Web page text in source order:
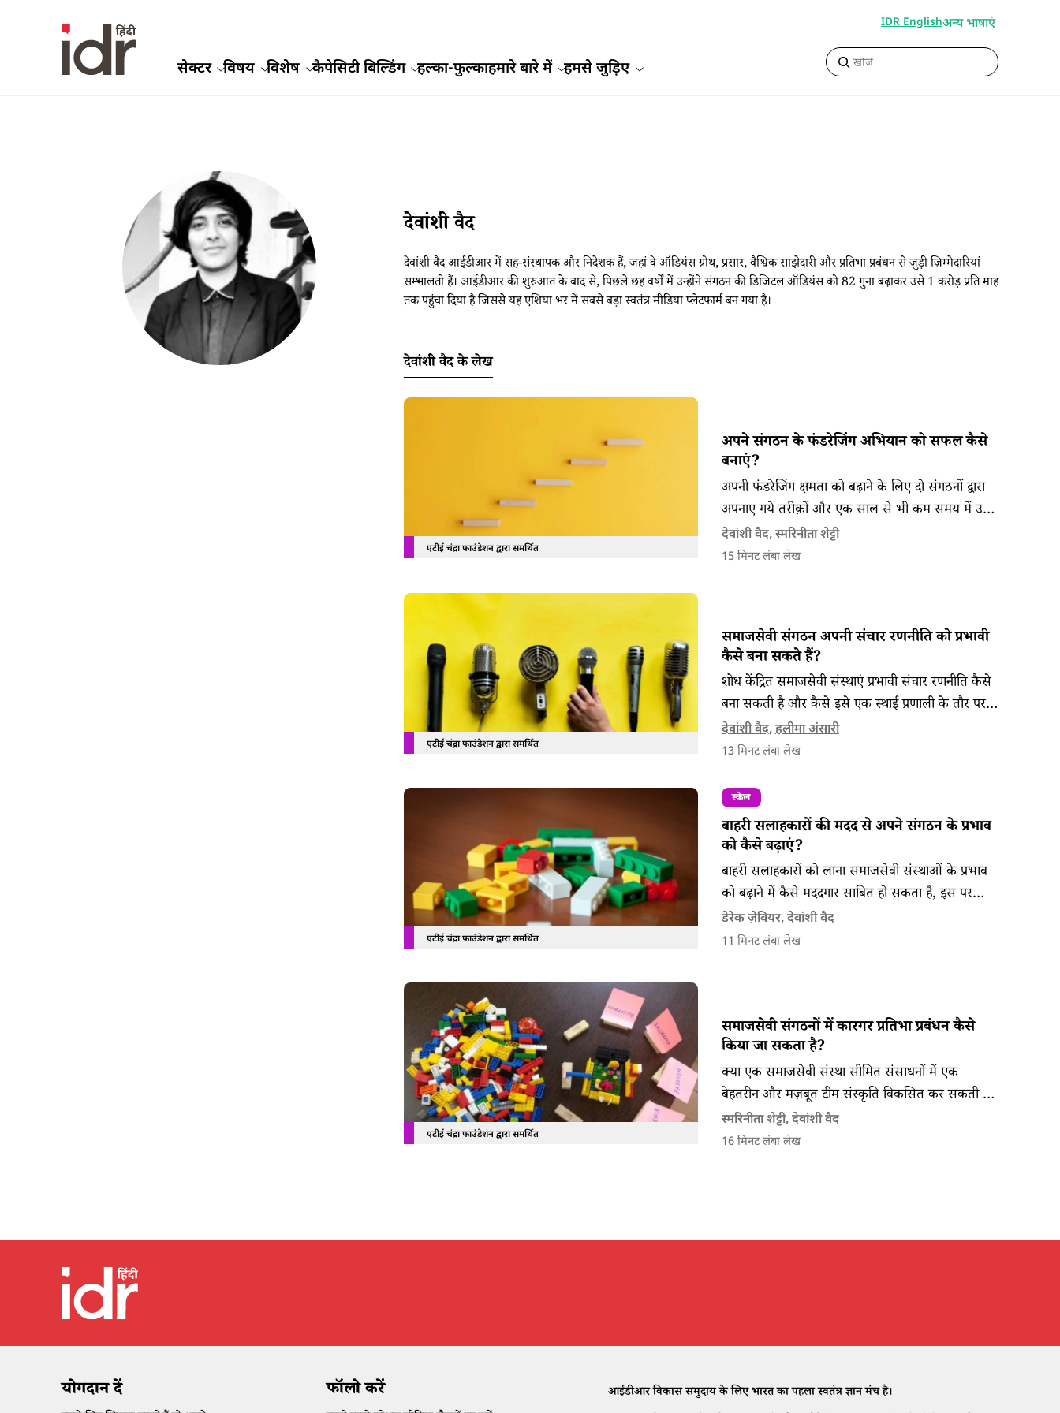
सेक्टर विषय विशेष कैपेसिटी बिल्डिंग हल्का-फुल्काहमारे बारे में हमसे जुड़िए
IDR Englishअन्य भाषाएं
देवांशी वैद
देवांशी वैद आईडीआर में सह-संस्थापक और निदेशक हैं, जहां वे ऑडियंस ग्रोथ, प्रसार, वैश्विक साझेदारी और प्रतिभा प्रबंधन से जुड़ी ज़िम्मेदारियां
सम्भालती हैं। आईडीआर की शुरुआत के बाद से, पिछले छह वर्षों में उन्होंने संगठन की डिजिटल ऑडियंस को 82 गुना बढ़ाकर उसे 1 करोड़ प्रति माह
तक पहुंचा दिया है जिससे यह एशिया भर में सबसे बड़ा स्वतंत्र मीडिया प्लेटफार्म बन गया है।
देवांशी वैद के लेख
एटीई चंद्रा फाउंडेशन द्वारा समर्थित
अपने संगठन के फंडरेजिंग अभियान को सफल कैसे
बनाएं?
अपनी फंडरेजिंग क्षमता को बढ़ाने के लिए दो संगठनों द्वारा
अपनाए गये तरीक़ों और एक साल से भी कम समय में उन
तरीक़ों के बहुस्तरीय प्रभाव पर एक नज़र।
देवांशी वैद, स्मरिनीता शेट्टी
15मिनट लंबा लेख
एटीई चंद्रा फाउंडेशन द्वारा समर्थित
समाजसेवी संगठन अपनी संचार रणनीति को प्रभावी
कैसे बना सकते हैं?
शोध केंद्रित समाजसेवी संस्थाएं प्रभावी संचार रणनीति कैसे
बना सकती है और कैसे इसे एक स्थाई प्रणाली के तौर पर
विकसित कर सकती हैं, इस पर बात करती एक केस स्टडी।
देवांशी वैद,हलीमा अंसारी
13मिनट लंबा लेख
स्केल
एटीई चंद्रा फाउंडेशन द्वारा समर्थित
बाहरी सलाहकारों की मदद से अपने संगठन के प्रभाव
को कैसे बढ़ाएं?
बाहरी सलाहकारों को लाना समाजसेवी संस्थाओं के प्रभाव
को बढ़ाने में कैसे मददगार साबित हो सकता है, इस पर
रोशनी डालती अंतरंग फ़ाउंडेशन से जुड़ी एक केस स्टडी।
डेरेक ज़ेवियर,देवांशी वैद
11 मिनट लंबा लेख
एटीई चंद्रा फाउंडेशन द्वारा समर्थित
समाजसेवी संगठनों में कारगर प्रतिभा प्रबंधन कैसे
किया जा सकता है?
क्या एक समाजसेवी संस्था सीमित संसाधनों में एक
बेहतरीन और मज़बूत टीम संस्कृति विकसित कर सकती है,
इस सवाल का जवाब अर्पण की प्रतिभा प्रबंधन की
रणनीतियां देती हैं।
स्मरिनीता शेट्टी, देवांशी वैद
16मिनट लंबा लेख
योगदान दें
आईडीआर विकास समुदाय के लिए भारत का पहला स्वतंत्र ज्ञान मंच है।
फॉलो करें